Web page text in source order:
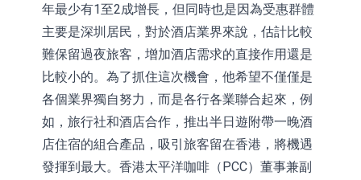
年最少有1至2成增長，但同時也是因為受惠群體
主要是深圳居民，對於酒店業界來說，估計比較
難保留過夜旅客，增加酒店需求的直接作用還是
比較小的。為了抓住這次機會，他希望不僅僅是
各個業界獨自努力，而是各行各業聯合起來，例
如，旅行社和酒店合作，推出半日遊附帶一晚酒
店住宿的組合產品，吸引旅客留在香港，將機遇
發揮到最大。香港太平洋咖啡（PCC）董事兼副